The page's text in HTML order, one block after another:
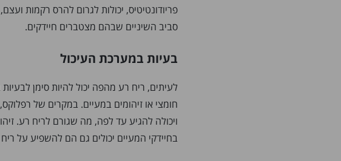
פריודונטיטיס, יכולות לגרום להרס רקמות
סביב השיניים שבהם מצטברים חיידקים.
בעיות במערכת העיכול
לעיתים, ריח רע מהפה יכול להיות סימן
חומצי או זיהומים במעיים. במקרים של
ויכולה להגיע עד לפה, מה שגורם לריח רע.
בחיידקי המעיים יכולים גם הם להשפיע על